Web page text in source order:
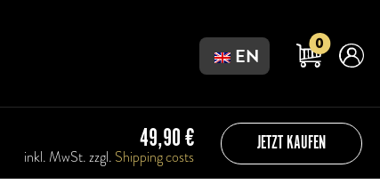
EN 0
49,90€
inkl. MwSt. zzgl. Shipping costs
JETZT KAUFEN